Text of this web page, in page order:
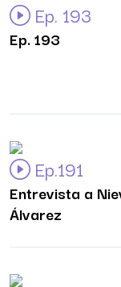
Ep. 193
Ep. 193
Ep.191
Entrevista a
Álvarez